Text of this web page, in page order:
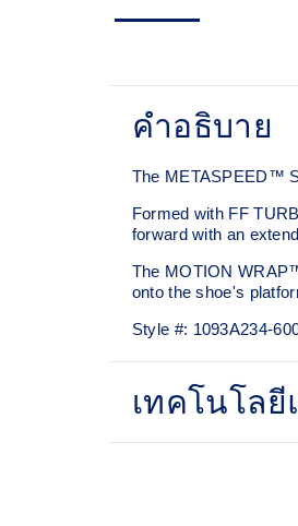
คำอธิบาย
The METASPEED™
Formed with FF
forward with an
The MOTION
onto the shoe's
Style #: 1093A234-
เทคโนโล
midsole foams,